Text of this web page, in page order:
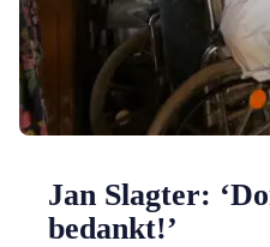
Jan Slagter:
bedankt!’